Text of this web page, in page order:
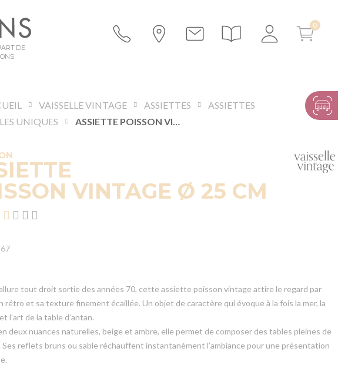
DE
VAISSELLE VINTAGE ASSIETTES
ASSIETTES
LES UNIQUES
ASSIETTE POISSON VINTAGE Ø 25 CM
VINTAGE Ø 25 CM
tout droit sortie des années 70, cette assiette poisson vintage attire le regard par
rétro et sa texture finement écaillée. Un objet de caractère qui évoque à la fois la mer, la
l’art de la table d’antan.
deux nuances naturelles, beige et ambre, elle permet de composer des tables pleines de
Ses reflets bruns ou sable réchauffent instantanément l’ambiance pour une présentation